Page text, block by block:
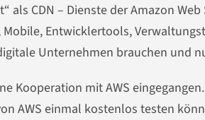
als CDN – Dienste der Amazon
Mobile, Entwicklertools,
Unternehmen brauchen und
Kooperation mit AWS
AWS einmal kostenlos testen